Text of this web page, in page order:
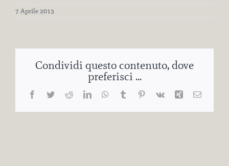
7 Aprile 2013
Condividi questo contenuto, dove
preferisci ...
Facebook
TwitterRedditLinkedInWhatsApp
TumblrPinterest
Vk Xing Email